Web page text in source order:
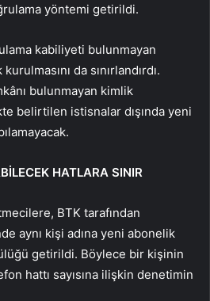
yöntemi getirildi.
kabiliyeti bulunmayan
da sınırlandırdı.
bulunmayan kimlik
belirtilen istisnalar dışında yeni
HATLARA SINIR
BTK tarafından
aynı kişi adına yeni abonelik
getirildi. Böylece bir kişinin
hattı sayısına ilişkin denetimin